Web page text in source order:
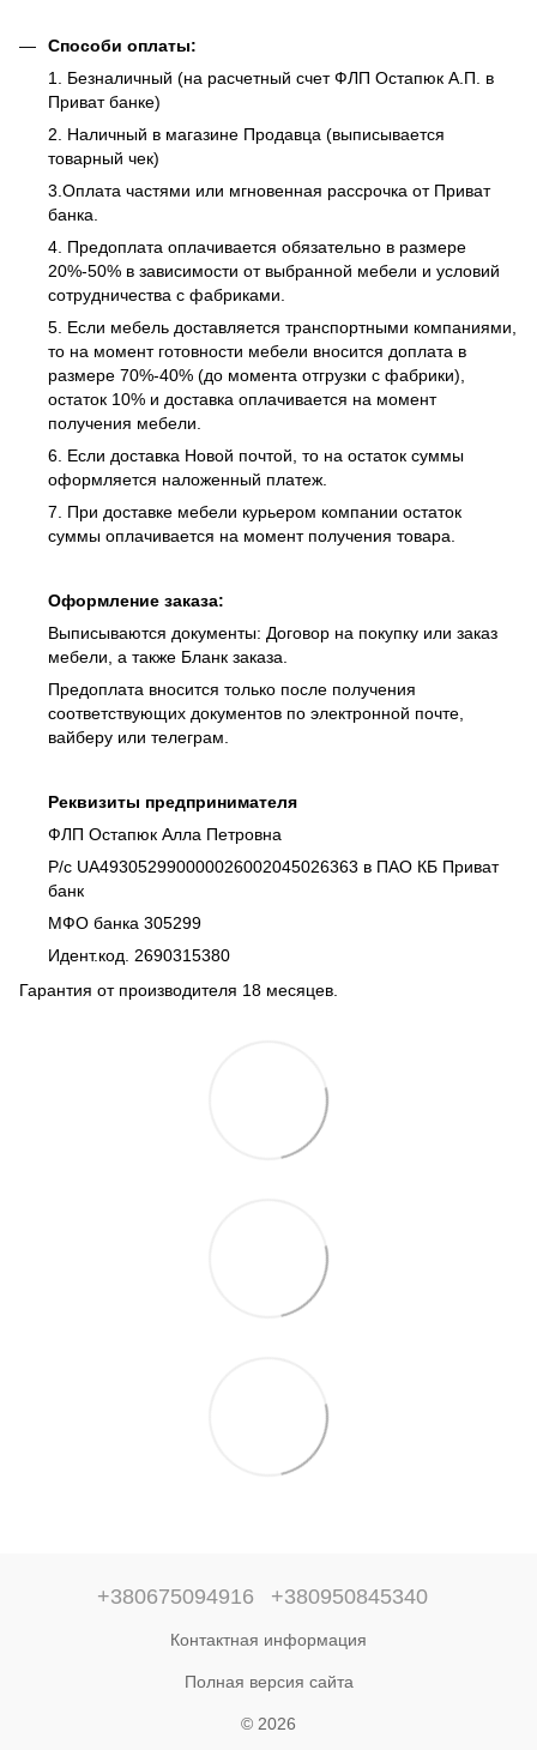
Способи оплаты:
1. Безналичный (на расчетный счет ФЛП Остапюк А.П. в
Приват банке)
2. Наличный в магазине Продавца (выписывается
товарный чек)
3.Оплата частями или мгновенная рассрочка от Приват
банка.
4. Предоплата оплачивается обязательно в размере
20%-50% в зависимости от выбранной мебели и условий
сотрудничества с фабриками.
5. Если мебель доставляется транспортными компаниями,
то на момент готовности мебели вносится доплата в
размере 70%-40% (до момента отгрузки с фабрики),
остаток 10% и доставка оплачивается на момент
получения мебели.
6. Если доставка Новой почтой, то на остаток суммы
оформляется наложенный платеж.
7. При доставке мебели курьером компании остаток
суммы оплачивается на момент получения товара.
Оформление заказа:
Выписываются документы: Договор на покупку или заказ
мебели, а также Бланк заказа.
Предоплата вносится только после получения
соответствующих документов по электронной почте,
вайберу или телеграм.
Реквизиты предпринимателя
ФЛП Остапюк Алла Петровна
Р/с UA493052990000026002045026363 в ПАО КБ Приват
банк
МФО банка 305299
Идент.код. 2690315380
Гарантия от производителя 18 месяцев.
+380675094916 +380950845340
Контактная информация
Полная версия сайта
© 2026